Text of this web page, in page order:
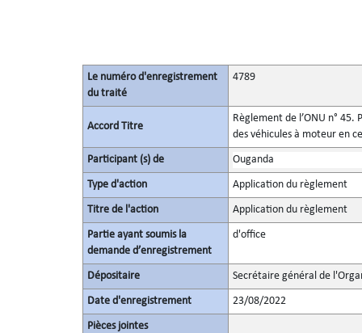
Le numéro d'enregistrement
du traité
4789
Accord Titre
Règlement de l’ONU n°
des véhicules à moteur en
Participant (s) de Ouganda
Type d'action Application du règlement
Titre de l'action Application du règlement
Partie ayant soumis la
demande d’enregistrement
d'office
Dépositaire Secrétaire général de
Date d'enregistrement 23/08/2022
Pièces jointes